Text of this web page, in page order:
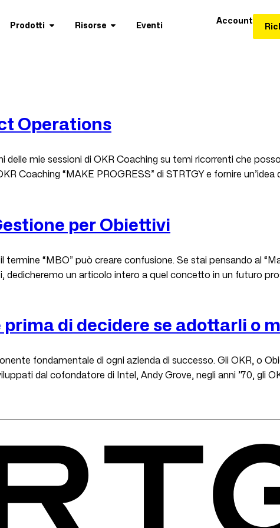
Prodotti Risorse Eventi Account
Operations
delle mie sessioni di OKR Coaching su temi ricorrenti che
Coaching “MAKE PROGRESS” di STRTGY e fornire
per Obiettivi
“MBO” può creare confusione. Se stai pensando al
un articolo intero a quel concetto in un futuro
prima di decidere se adottarli o
fondamentale di ogni azienda di successo. Gli OKR, o
dal cofondatore di Intel, Andy Grove, negli anni ’70, gli